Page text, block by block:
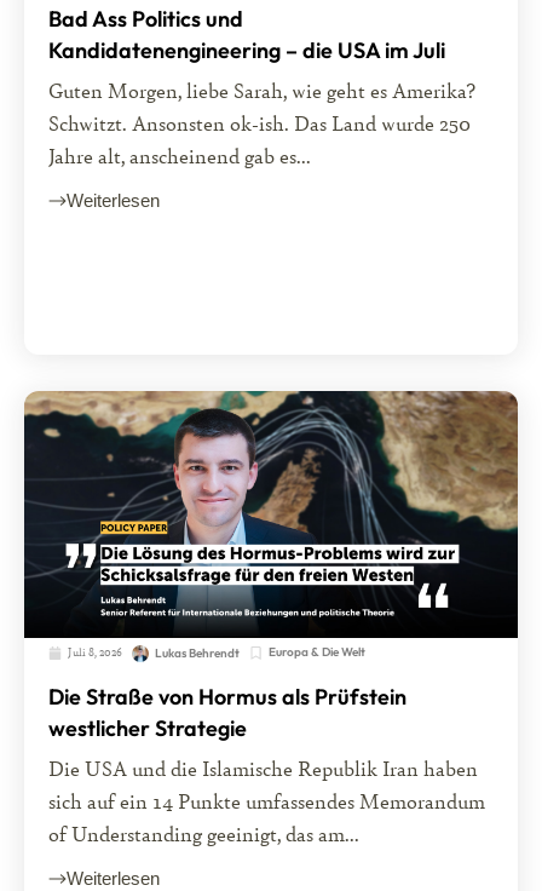
Bad Ass Politics und
Kandidatenengineering – die USA im Juli
Guten Morgen, liebe Sarah, wie geht es Amerika?
Schwitzt. Ansonsten ok-ish. Das Land wurde 250
Jahre alt, anscheinend gab es...
Weiterlesen
Juli 8, 2026 Lukas Behrendt Europa & Die Welt
Die Straße von Hormus als Prüfstein
westlicher Strategie
Die USA und die Islamische Republik Iran haben
sich auf ein 14 Punkte umfassendes Memorandum
of Understanding geeinigt, das am...
Weiterlesen